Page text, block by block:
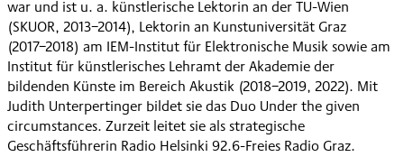
war und ist u. a. künstlerische Lektorin an der TU-Wien
(SKUOR, 2013−2014), Lektorin an Kunstuniversität Graz
(2017−2018) am IEM-Institut für Elektronische Musik sowie am
Institut für künstlerisches Lehramt der Akademie der
bildenden Künste im Bereich Akustik (2018−2019, 2022). Mit
Judith Unterpertinger bildet sie das Duo Under the given
circumstances. Zurzeit leitet sie als strategische
Geschäftsführerin Radio Helsinki 92.6-Freies Radio Graz.